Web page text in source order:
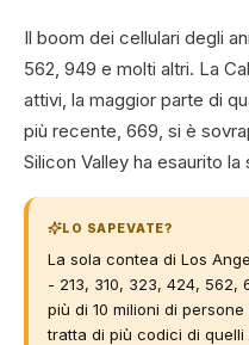
Il boom dei cellulari degli
562, 949 e molti altri. La
attivi, la maggior parte di
più recente, 669, si è
Silicon Valley ha esaurito
LO SAPEVATE?
La sola contea di Los
- 213, 310, 323, 424, 562,
più di 10 milioni di
tratta di più codici di